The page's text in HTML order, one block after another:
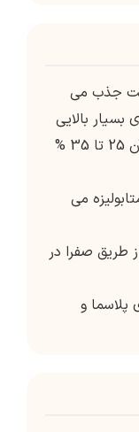
جذب می
بسیار بالایی
می باشد و لذا فراهمی زیستی مطلق آن 25 تا 35 %
می
طریق صفرا در
پلاسما و